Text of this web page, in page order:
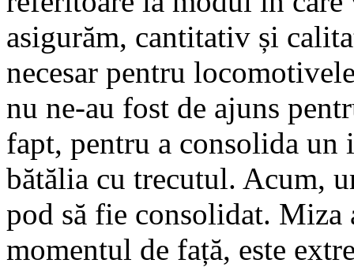
asi­gu­răm, cantitativ și
necesar pen­tru
nu ne-au fost de ajuns
fapt, pentru a consolida
bătălia cu trecutul. Acum,
pod să fie consolidat. Miza
momentul de față, es­te